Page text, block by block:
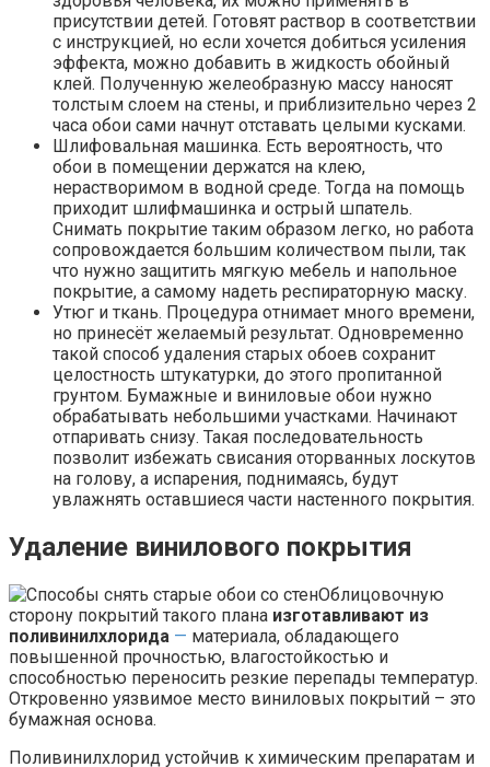
присутствии детей. Готовят раствор в соответствии
с инструкцией, но если хочется добиться усиления
эффекта, можно добавить в жидкость обойный
клей. Полученную желеобразную массу наносят
толстым слоем на стены, и приблизительно через 2
часа обои сами начнут отставать целыми кусками.
Шлифовальная машинка. Есть вероятность, что
обои в помещении держатся на клею,
нерастворимом в водной среде. Тогда на помощь
приходит шлифмашинка и острый шпатель.
Снимать покрытие таким образом легко, но работа
сопровождается большим количеством пыли, так
что нужно защитить мягкую мебель и напольное
покрытие, а самому надеть респираторную маску.
Утюг и ткань. Процедура отнимает много времени,
но принесёт желаемый результат. Одновременно
такой способ удаления старых обоев сохранит
целостность штукатурки, до этого пропитанной
грунтом. Бумажные и виниловые обои нужно
обрабатывать небольшими участками. Начинают
отпаривать снизу. Такая последовательность
позволит избежать свисания оторванных лоскутов
на голову, а испарения, поднимаясь, будут
увлажнять оставшиеся части настенного покрытия.
Удаление винилового покрытия
Облицовочную
сторону покрытий такого плана изготавливают из
поливинилхлорида — материала, обладающего
повышенной прочностью, влагостойкостью и
способностью переносить резкие перепады температур.
Откровенно уязвимое место виниловых покрытий – это
бумажная основа.
Поливинилхлорид устойчив к химическим препаратам и